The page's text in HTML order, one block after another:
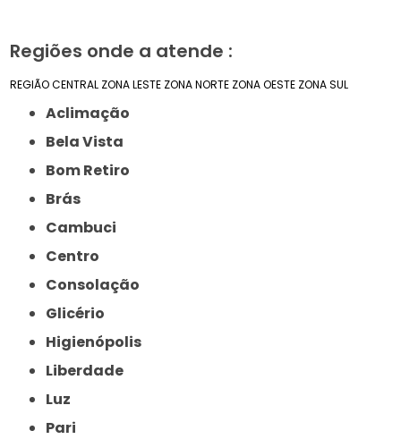
Regiões onde a atende :
REGIÃO CENTRAL ZONA LESTE ZONA NORTE ZONA OESTE ZONA SUL
Aclimação
Bela Vista
Bom Retiro
Brás
Cambuci
Centro
Consolação
Glicério
Higienópolis
Liberdade
Luz
Pari